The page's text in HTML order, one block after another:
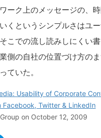
ーク上のメッセージの、
くというシンプルさはユ
こでの流し読みしにくい
側の自社の位置づけ方の
ていた。
Usability of Corporate
Twitter & LinkedIn
on October 12, 2009